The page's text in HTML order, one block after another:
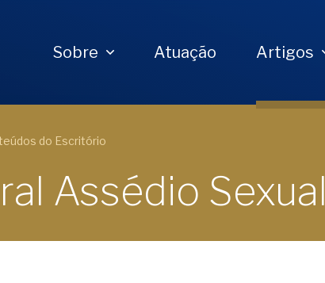
Sobre Atuação Artigos
do Escritório
Assédio Sexual